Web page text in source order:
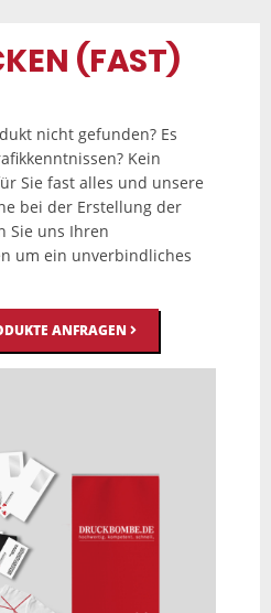
(FAST)
nicht gefunden? Es
Kein
Sie fast alles und unsere
bei der Erstellung der
Sie uns Ihren
um ein unverbindliches
ANFRAGEN